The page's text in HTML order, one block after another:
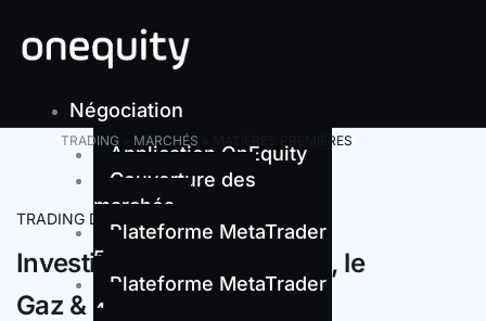
Négociation
Application OnEquity
Couverture des
marchés
Plateforme MetaTrader
5
Plateforme MetaTrader
4
TRADING MARCHÉS MATIÈRES PREMIÈRES
TRADING DE MATIÈRES PREMIÈRES
Investissez dans le Pétrole, le
Gaz & d'autres matières